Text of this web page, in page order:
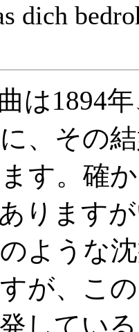
dich
は1894
、その
す。確
ります
ような
が、こ
してい